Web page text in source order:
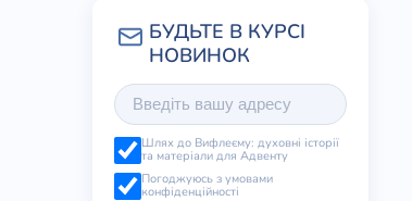
Шлях до Вифлеєму: духовні історії
та матеріали для Адвенту
Погоджуюсь з умовами
конфіденційності